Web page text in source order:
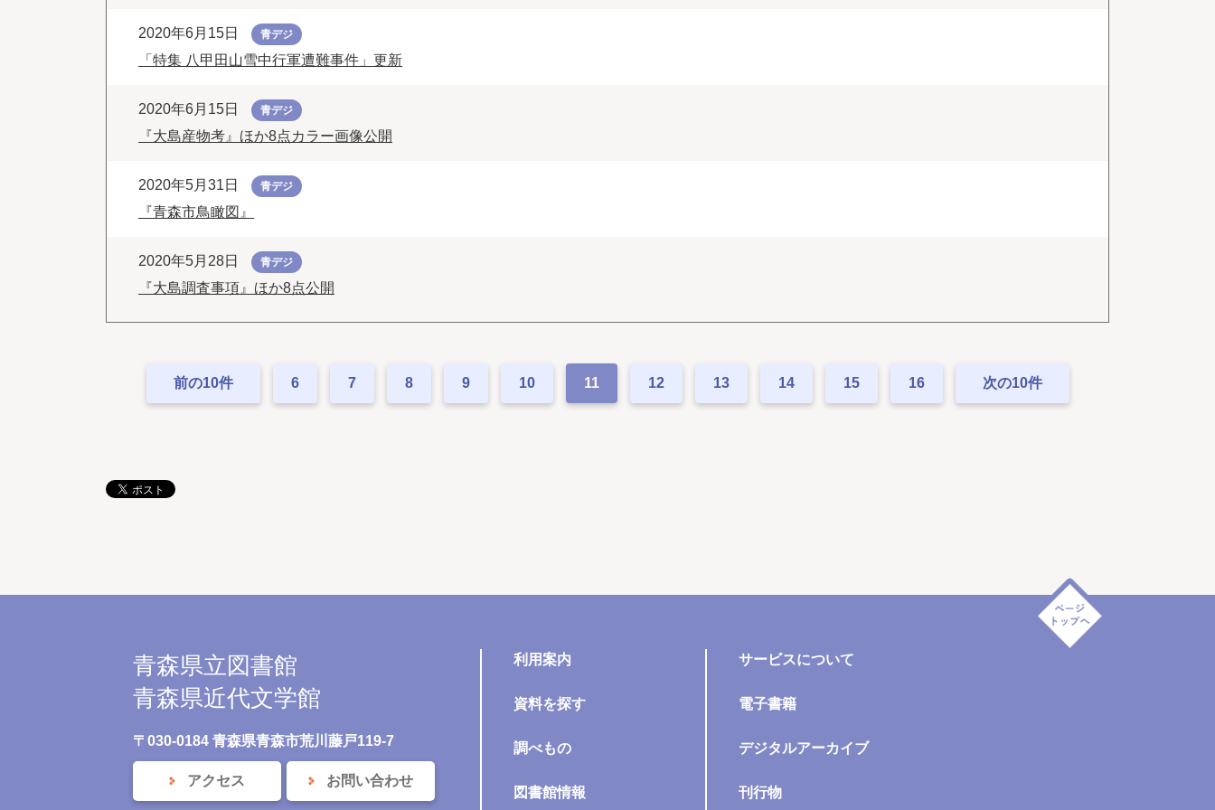
2020年6月15日 青デジ
「特集 八甲田山雪中行軍遭難事件」更新
2020年6月15日 青デジ
『大島産物考』ほか8点カラー画像公開
2020年5月31日 青デジ
『青森市鳥瞰図』
2020年5月28日 青デジ
『大島調査事項』ほか8点公開
前の10件 6 7 8 9 10 11 12 13 14 15 16 次の10件
青森県立図書館
青森県近代文学館
〒030-0184 青森県青森市荒川藤戸119-7
アクセス お問い合わせ
利用案内
資料を探す
調べもの
図書館情報
サービスについて
電子書籍
デジタルアーカイブ
刊行物